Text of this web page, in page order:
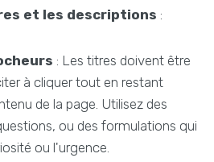
et les descriptions :
: Les titres doivent être
à cliquer tout en restant
de la page. Utilisez des
ou des formulations qui
ou l'urgence.